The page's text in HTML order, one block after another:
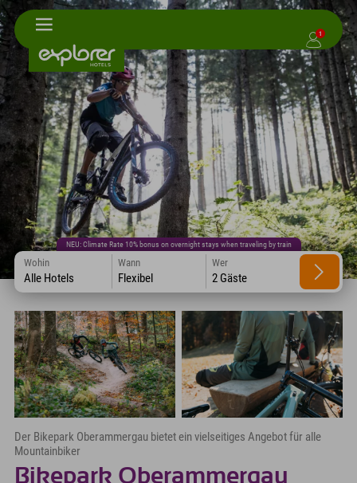
1
NEU: Climate Rate 10% bonus on overnight stays when traveling by train
Wohin
Alle Hotels
Wann
Flexibel
Wer
2 Gäste
Der Bikepark Oberammergau bietet ein vielseitiges Angebot für alle
Mountainbiker
Bikepark Oberammergau